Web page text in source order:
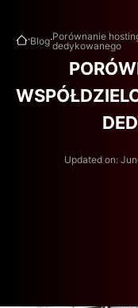
.Blog.Porównanie
dedykowanego
Updated on: